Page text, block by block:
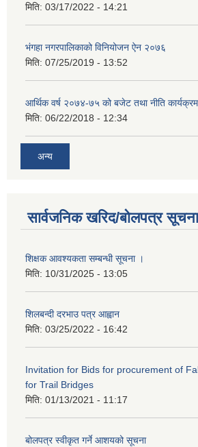
मिति: 03/17/2022 - 14:21
भंगहा नगरपालिकाको विनियोजन ऐन २०७६
मिति: 07/25/2019 - 13:52
आर्थिक वर्ष २०७४-७५ को बजेट तथा नीति कार्यक्रम
मिति: 06/22/2018 - 12:34
अन्य
सार्वजनिक खरिद/बोलपत्र सूचना
शिक्षक आवश्यकता सम्बन्धी सूचना ।
मिति: 10/31/2025 - 13:05
शिलबन्दी दरभाउ पत्र आह्वान
मिति: 03/25/2022 - 16:42
Invitation for Bids for procurement of
for Trail Bridges
मिति: 01/13/2021 - 11:17
बोलपत्र स्वीकृत गर्ने आशयको सूचना